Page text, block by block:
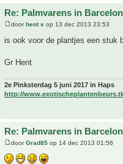
Re: Palmvarens in
door hent v op 13 dec 2013 23:53
is ook voor de plantjes een stuk
Gr Hent
2e Pinksterdag 5 juni 2017 in Haps
http://
Re: Palmvarens in
doorGrad85 op 14 dec 2013 01:56